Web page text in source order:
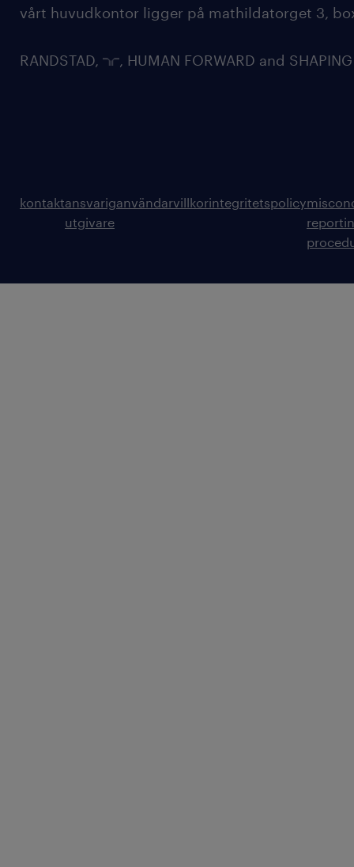
vårt huvudkontor ligger på mathildatorget 3,
RANDSTAD, , HUMAN FORWARD and
kontaktansvarig
utgivare
användarvillkorintegritetspolicy